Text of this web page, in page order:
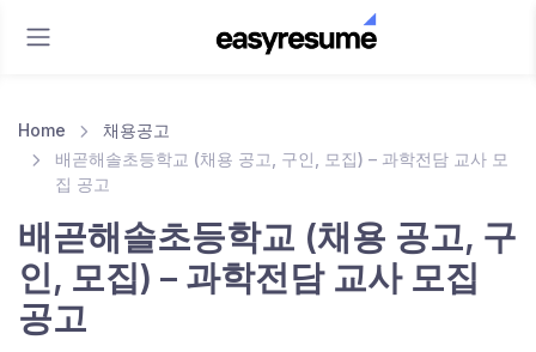
Home
채용공고
배곧해솔초등학교 (채용 공고, 구인, 모집) – 과학전담 교사 모
집 공고
배곧해솔초등학교 (채용 공고, 구
인, 모집) – 과학전담 교사 모집
공고